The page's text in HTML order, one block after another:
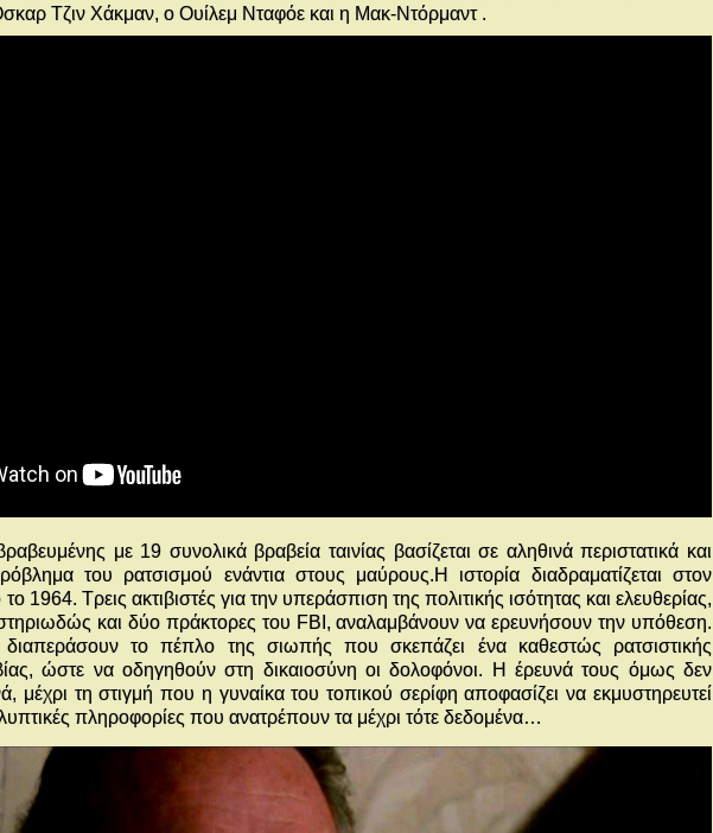
Τζιν Χάκμαν, ο Ουίλεμ Νταφόε και η Μακ-Ντόρμαντ .
με 19 συνολικά βραβεία ταινίας βασίζεται σε αληθινά περιστατικά και
του ρατσισμού ενάντια στους μαύρους.Η ιστορία διαδραματίζεται στον
1964. Τρεις ακτιβιστές για την υπεράσπιση της πολιτικής ισότητας και ελευθερίας,
και δύο πράκτορες του FBI, αναλαμβάνουν να ερευνήσουν την υπόθεση.
το πέπλο της σιωπής που σκεπάζει ένα καθεστώς ρατσιστικής
ώστε να οδηγηθούν στη δικαιοσύνη οι δολοφόνοι. Η έρευνά τους όμως δεν
μέχρι τη στιγμή που η γυναίκα του τοπικού σερίφη αποφασίζει να εκμυστηρευτεί
πληροφορίες που ανατρέπουν τα μέχρι τότε δεδομένα…